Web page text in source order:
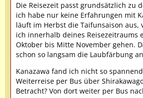
Die Reisezeit passt grundsätzlich zu
ich habe nur keine Erfahrungen mit
läuft im Herbst die Taifunsaison aus,
ich innerhalb deines Reisezeitraums
Oktober bis Mitte November gehen.
schon so langsam die Laubfärbung
Kanazawa fand ich nicht so
Weiterreise per Bus über
Betracht? Von dort weiter per Bus